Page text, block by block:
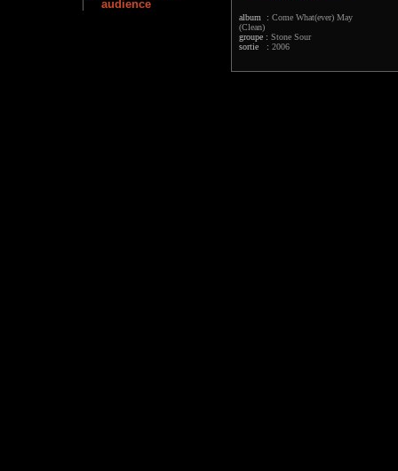
album : Come What(ever) May
(Clean)
groupe : Stone Sour
sortie : 2006